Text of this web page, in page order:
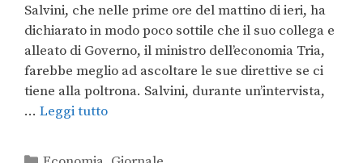
Salvini, che nelle prime ore del mattino di ieri, ha
dichiarato in modo poco sottile che il suo collega e
alleato di Governo, il ministro dell’economia Tria,
farebbe meglio ad ascoltare le sue direttive se ci
tiene alla poltrona. Salvini, durante un’intervista,
… Leggi tutto